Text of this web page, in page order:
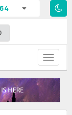
Toggle